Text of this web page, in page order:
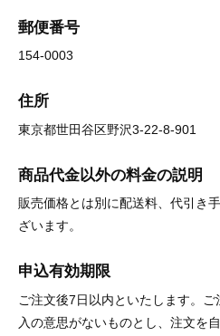
郵便番号
154-0003
住所
東京都世田谷区野沢3-22-8-901
商品代金以外の料金の説明
販売価格とは別に配送料、代引き
ざいます。
申込有効期限
ご注文後7日以内といたします。
入の意思がないものとし、注文を